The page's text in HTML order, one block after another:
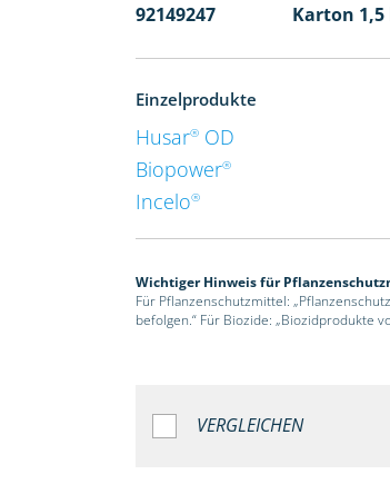
92149247 Karton 1,5
Einzelprodukte
Husar® OD
Biopower®
Incelo®
Wichtiger Hinweis für
Für Pflanzenschutzmittel:
befolgen.“ Für Biozide: „Biozidprodukte
VERGLEICHEN